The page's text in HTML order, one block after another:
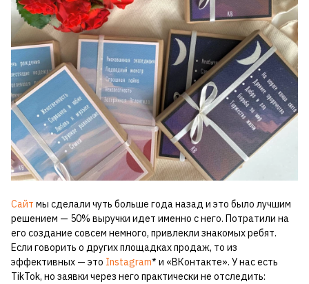
Сайт мы сделали чуть больше года назад и это было лучшим
решением — 50% выручки идет именно с него. Потратили на
его создание совсем немного, привлекли знакомых ребят.
Если говорить о других площадках продаж, то из
эффективных — это Instagram* и «ВКонтакте». У нас есть
TikTok, но заявки через него практически не отследить: